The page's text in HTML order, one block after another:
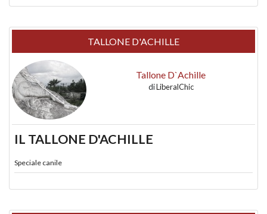
TALLONE D'ACHILLE
Tallone D`Achille
diLiberalChic
IL TALLONE D'ACHILLE
Speciale canile